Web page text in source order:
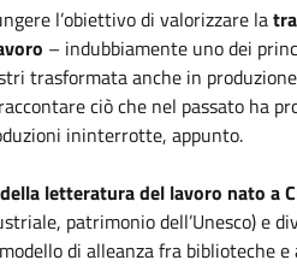
l’obiettivo di valorizzare la
– indubbiamente uno dei
trasformata anche in
ciò che nel passato ha
ininterrotte, appunto.
letteratura del lavoro nato a
patrimonio dell’Unesco) e
di alleanza fra biblioteche e